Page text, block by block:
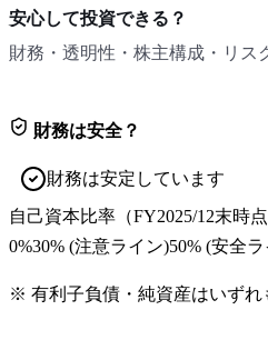
安心して投資できる？
財務・透明性・株主構成・リス
財務は安全？
財務は安定しています
自己資本比率 （FY2025/12末時点
0%30% (注意ライン)50% (安全
※ 有利子負債・純資産はいずれ